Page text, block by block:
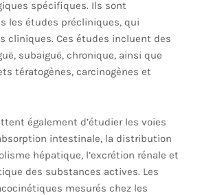
spécifiques. Ils sont
les études précliniques, qui
cliniques. Ces études incluent des
subaiguë, chronique, ainsi que
tératogènes, carcinogènes et
également d’étudier les voies
intestinale, la distribution
hépatique, l’excrétion rénale et
des substances actives. Les
mesurés chez les